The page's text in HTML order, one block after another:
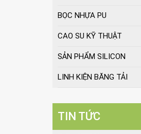
BỌC NHỰA PU
CAO SU KỸ THUẬT
SẢN PHẨM SILICON
LINH KIỆN BĂNG TẢI
TIN TỨC